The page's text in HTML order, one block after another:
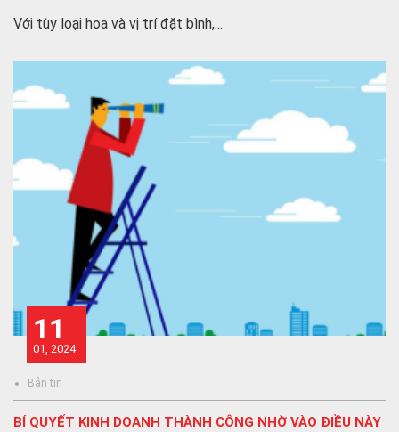
Với tùy loại hoa và vị trí đặt bình,...
11
01, 2024
Bản tin
BÍ QUYẾT KINH DOANH THÀNH CÔNG NHỜ VÀO ĐIỀU NÀY